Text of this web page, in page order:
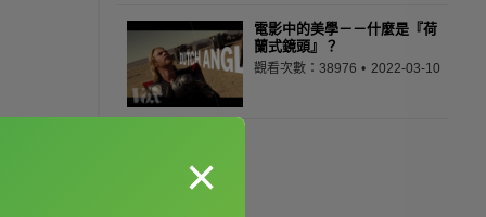
電影中的美學－－什麼是『荷
蘭式鏡頭』？
觀看次數：38976 2022-03-10
×